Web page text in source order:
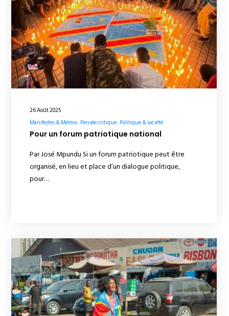
26 Août 2025
Manifestes & Mémos Pensée critique Politique & société
Pour un forum patriotique national
Par José Mpundu Si un forum patriotique peut être
organisé, en lieu et place d’un dialogue politique,
pour…